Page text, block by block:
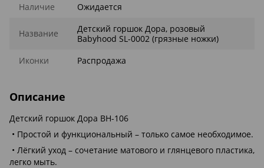
Наличие
Ожидается
Название
Детский горшок Дора, розовый
Babyhood SL-0002 (грязные ножки)
Иконки
Распродажа
Описание
Детский горшок Дора BH-106
• Простой и функциональный – только самое необходимое.
• Лёгкий уход – сочетание матового и глянцевого пластика,
легко мыть.